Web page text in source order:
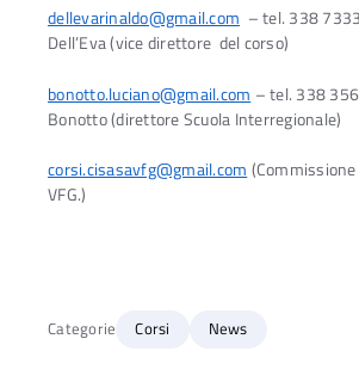
dellevarinaldo@gmail.com – tel. 338
Dell’Eva (vice direttore del corso)
bonotto.luciano@gmail.com – tel. 338
Bonotto (direttore Scuola Interregionale)
corsi.cisasavfg@gmail.com
VFG.)
Categorie Corsi News